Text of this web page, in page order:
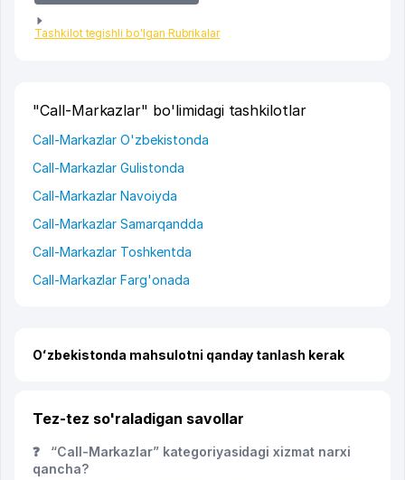
Tashkilot tegishli bo'lgan Rubrikalar
"Call-Markazlar" bo'limidagi tashkilotlar
Call-Markazlar O'zbekistonda
Call-Markazlar Gulistonda
Call-Markazlar Navoiyda
Call-Markazlar Samarqandda
Call-Markazlar Toshkentda
Call-Markazlar Farg'onada
Oʻzbekistonda mahsulotni qanday tanlash kerak
Tez-tez so'raladigan savollar
❓
“Call-Markazlar” kategoriyasidagi xizmat narxi
qancha?